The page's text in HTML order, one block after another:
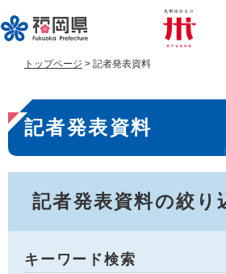
ー
ジ
で
す
ニ
ュ
ば
し
トップページ > 記者発表資料
本
文
記者発表資料
記者発表資料の絞り
キーワード検索